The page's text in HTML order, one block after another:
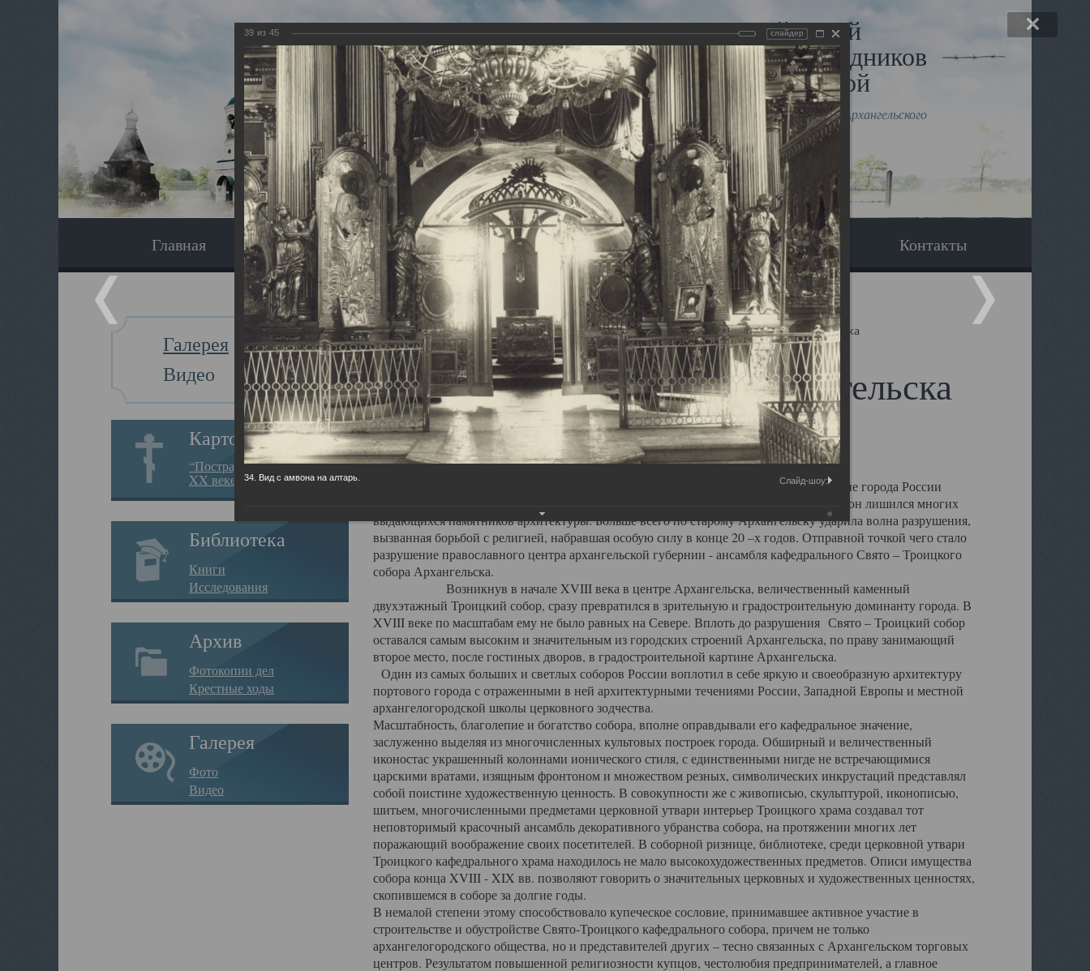
Виртуальный музей
Новомучеников и исповедников
Земли Архангельской
Сайт создан по благословлению митрополита Архангельского
и Холмогорского Даниила
Главная Экскурсия Наследники Галерея Вопрос-ответ Контакты
Галерея
Видео
Картотека
“Пострадавшие за веру в
XX веке на Севере”
Библиотека
Книги
Исследования
Архив
Фотокопии дел
Крестные ходы
Галерея
Фото
Видео
Главная Галерея Храмы-мученики Архангельска Свято-Троицкий собор Архангельска
Свято-Троицкий собор Архангельска
Свято-Троицкий собор Архангельска
23.12.2015
Сегодня мы можем говорить, что Архангельск в большей мере, чем другие губернские города России
пострадал от целенаправленных систематических разрушений, в результате которых он лишился многих
выдающихся памятников архитектуры. Больше всего по старому Архангельску ударила волна разрушения,
вызванная борьбой с религией, набравшая особую силу в конце 20 –х годов. Отправной точкой чего стало
разрушение православного центра архангельской губернии - ансамбля кафедрального Свято – Троицкого
собора Архангельска.
Возникнув в начале XVIII века в центре Архангельска, величественный каменный
двухэтажный Троицкий собор, сразу превратился в зрительную и градостроительную доминанту города. В
XVIII веке по масштабам ему не было равных на Севере. Вплоть до разрушения Свято – Троицкий собор
оставался самым высоким и значительным из городских строений Архангельска, по праву занимающий
второе место, после гостиных дворов, в градостроительной картине Архангельска.
Один из самых больших и светлых соборов России воплотил в себе яркую и своеобразную архитектуру
портового города с отраженными в ней архитектурными течениями России, Западной Европы и местной
архангелогородской школы церковного зодчества.
Масштабность, благолепие и богатство собора, вполне оправдывали его кафедральное значение,
заслуженно выделяя из многочисленных культовых построек города. Обширный и величественный
иконостас украшенный колоннами ионического стиля, с единственными нигде не встречающимися
царскими вратами, изящным фронтоном и множеством резных, символических инкрустаций представлял
собой поистине художественную ценность. В совокупности же с живописью, скульптурой, иконописью,
шитьем, многочисленными предметами церковной утвари интерьер Троицкого храма создавал тот
неповторимый красочный ансамбль декоративного убранства собора, на протяжении многих лет
поражающий воображение своих посетителей. В соборной ризнице, библиотеке, среди церковной утвари
Троицкого кафедрального храма находилось не мало высокохудожественных предметов. Описи имущества
собора конца XVIII - XIX вв. позволяют говорить о значительных церковных и художественных ценностях,
скопившемся в соборе за долгие годы.
В немалой степени этому способствовало купеческое сословие, принимавшее активное участие в
строительстве и обустройстве Свято-Троицкого кафедрального собора, причем не только
архангелогородского общества, но и представителей других – тесно связанных с Архангельском торговых
центров. Результатом повышенной религиозности купцов, честолюбия предпринимателей, а главное
39 из 45 слайдер
34. Вид с амвона на алтарь. Слайд-шоу: